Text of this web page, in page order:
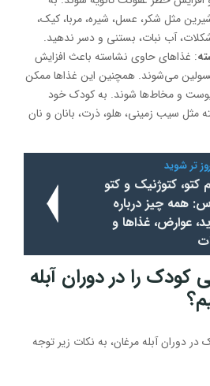
مثل شکر، عسل، شیره، مربا، کیک،
آب نبات، بستنی و دسر ندهید.
: غذاهای حاوی نشاسته باعث افزایش
می‌شوند. همچنین این غذاها ممکن
و مخاط‌ها شوند. به کودک خود
مثل سیب زمینی، هلو، ذرت، بانان و نان
تر شوید
کتو، کتوژنیک و کتو
همه چیز درباره
عوارض، غذاها و
کودک را در دوران آبله
در دوران آبله مرغان، به نکات زیر توجه